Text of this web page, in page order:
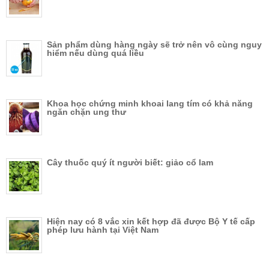
Sản phẩm dùng hàng ngày sẽ trở nên vô cùng nguy
hiểm nếu dùng quá liều
Khoa học chứng minh khoai lang tím có khả năng
ngăn chặn ung thư
Cây thuốc quý ít người biết: giảo cổ lam
Hiện nay có 8 vắc xin kết hợp đã được Bộ Y tế cấp
phép lưu hành tại Việt Nam